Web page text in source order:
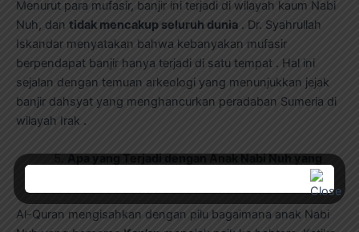
Menurut para mufasir, banjir ini terjadi di wilayah kaum Nabi
Nuh, dan tidak mencakup seluruh dunia . Dr. Syahrullah
Iskandar menyatakan bahwa kebanyakan mufasir
berpendapat banjir hanya terjadi di satu tempat . Hal ini
sejalan dengan temuan arkeologi yang menunjukkan jejak
banjir dahsyat yang menghancurkan peradaban Sumeria di
wilayah Irak .
Al-Quran mengisahkan dengan pilu bagaimana anak Nabi